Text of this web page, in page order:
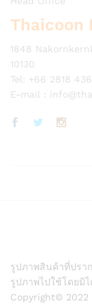
Thaicoon
1848
10130
Tel: +66 2818
E-mail :
รูปภาพสินค้าที่ปรา
รูปภาพไปใช้โดยมิ
Copyright© 2022